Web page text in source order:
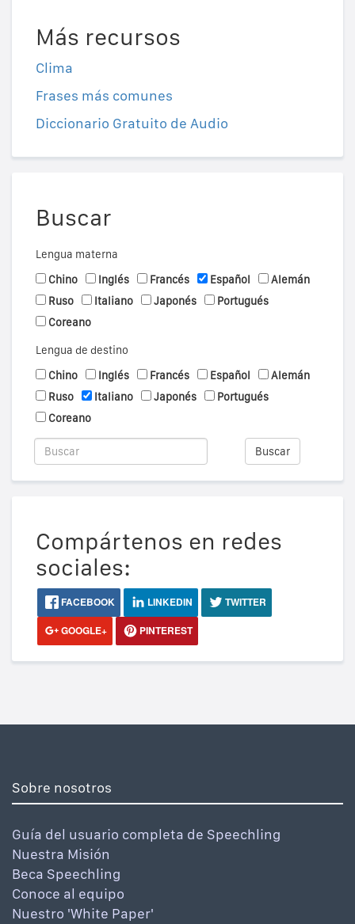
Más recursos
Clima
Frases más comunes
Diccionario Gratuito de Audio
Buscar
Lengua materna
Chino
Inglés Francés Español
Alemán
Ruso
Italiano Japonés
Portugués
Coreano
Lengua de destino
Chino
Inglés Francés Español
Alemán
Ruso
Italiano Japonés
Portugués
Coreano
Buscar
Compártenos en redes
sociales:
FACEBOOK LINKEDIN
TWITTER
GOOGLE+
PINTEREST
Sobre nosotros
Guía del usuario completa de Speechling
Nuestra Misión
Beca Speechling
Conoce al equipo
Nuestro 'White Paper'